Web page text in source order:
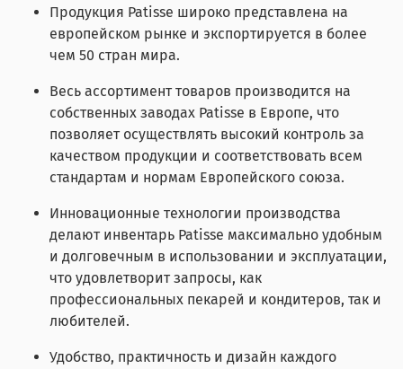
Продукция Patisse широко представлена на
европейском рынке и экспортируется в более
чем 50 стран мира.
Весь ассортимент товаров производится на
собственных заводах Patisse в Европе, что
позволяет осуществлять высокий контроль за
качеством продукции и соответствовать всем
стандартам и нормам Европейского союза.
Инновационные технологии производства
делают инвентарь Patisse максимально удобным
и долговечным в использовании и эксплуатации,
что удовлетворит запросы, как
профессиональных пекарей и кондитеров, так и
любителей.
Удобство, практичность и дизайн каждого